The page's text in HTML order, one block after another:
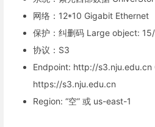
网络：12*10 Gigabit Ethernet
保护：纠删码 Large object:
协议：S3
Endpoint: http://s3.nju.edu.cn
https://s3.nju.edu.cn
Region: “空” 或 us-east-1